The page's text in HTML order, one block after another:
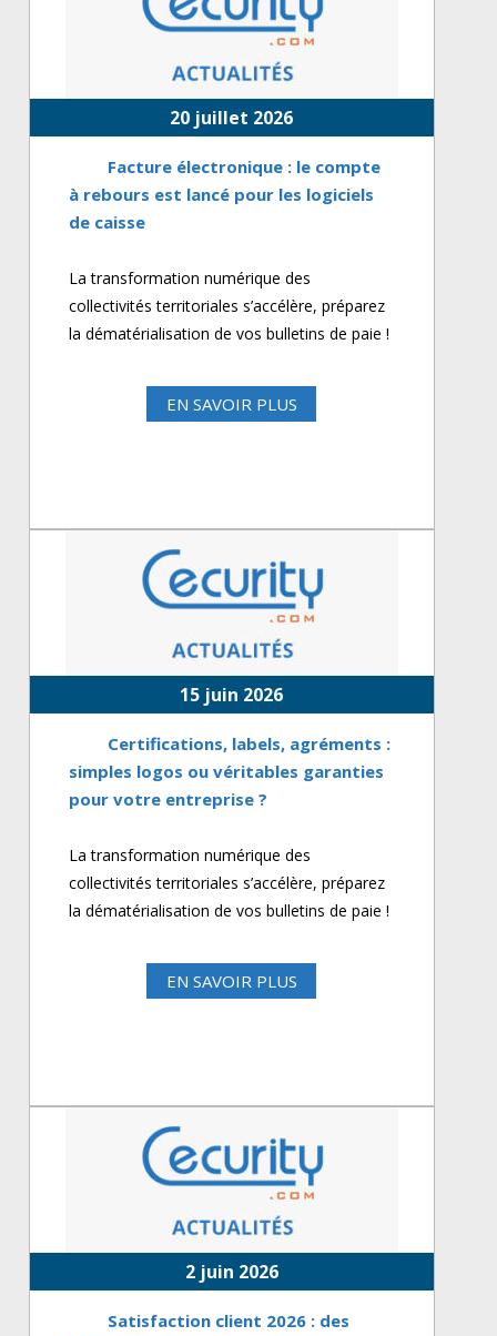
20 juillet 2026
Facture électronique : le compte
à rebours est lancé pour les logiciels
de caisse
La transformation numérique des
collectivités territoriales s’accélère, préparez
la dématérialisation de vos bulletins de paie !
EN SAVOIR PLUS
15 juin 2026
Certifications, labels, agréments :
simples logos ou véritables garanties
pour votre entreprise ?
La transformation numérique des
collectivités territoriales s’accélère, préparez
la dématérialisation de vos bulletins de paie !
EN SAVOIR PLUS
2 juin 2026
Satisfaction client 2026 : des